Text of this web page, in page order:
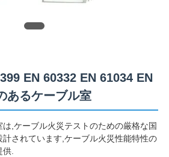
EN 60332 EN 61034 EN
あるケーブル室
,ケーブル火災テストのための厳格な国
されています,ケーブル火災性能特性の
供.